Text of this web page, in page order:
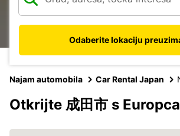
Odaberite lokaciju
Najam automobila Car Rental Japan
Otkrijte 成田市 s